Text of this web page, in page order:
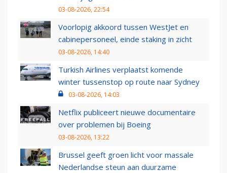
03-08-2026, 22:54
Voorlopig akkoord tussen WestJet en
cabinepersoneel, einde staking in zicht
03-08-2026, 14:40
Turkish Airlines verplaatst komende
winter tussenstop op route naar Sydney
03-08-2026, 14:03
Netflix publiceert nieuwe documentaire
over problemen bij Boeing
03-08-2026, 13:22
Brussel geeft groen licht voor massale
Nederlandse steun aan duurzame